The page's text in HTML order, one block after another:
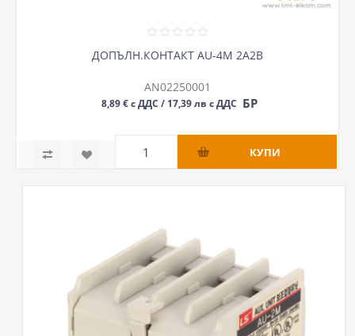
ДОПЪЛН.КОНТАКТ AU-4M 2A2B
AN02250001
8,89 € с ДДС / 17,39 лв с ДДС БР